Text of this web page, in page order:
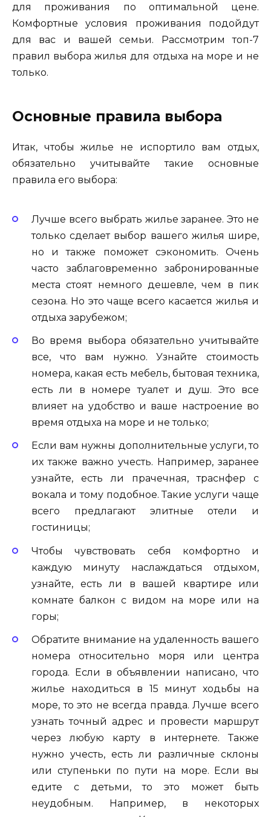
для проживания по оптимальной цене.
Комфортные условия проживания подойдут
для вас и вашей семьи. Рассмотрим топ-7
правил выбора жилья для отдыха на море и не
только.
Основные правила выбора
Итак, чтобы жилье не испортило вам отдых,
обязательно учитывайте такие основные
правила его выбора:
Лучше всего выбрать жилье заранее. Это не
только сделает выбор вашего жилья шире,
но и также поможет сэкономить. Очень
часто заблаговременно забронированные
места стоят немного дешевле, чем в пик
сезона. Но это чаще всего касается жилья и
отдыха зарубежом;
Во время выбора обязательно учитывайте
все, что вам нужно. Узнайте стоимость
номера, какая есть мебель, бытовая техника,
есть ли в номере туалет и душ. Это все
влияет на удобство и ваше настроение во
время отдыха на море и не только;
Если вам нужны дополнительные услуги, то
их также важно учесть. Например, заранее
узнайте, есть ли прачечная, траснфер с
вокала и тому подобное. Такие услуги чаще
всего предлагают элитные отели и
гостиницы;
Чтобы чувствовать себя комфортно и
каждую минуту наслаждаться отдыхом,
узнайте, есть ли в вашей квартире или
комнате балкон с видом на море или на
горы;
Обратите внимание на удаленность вашего
номера относительно моря или центра
города. Если в объявлении написано, что
жилье находиться в 15 минут ходьбы на
море, то это не всегда правда. Лучше всего
узнать точный адрес и провести маршрут
через любую карту в интернете. Также
нужно учесть, есть ли различные склоны
или ступеньки по пути на море. Если вы
едите с детьми, то это может быть
неудобным. Например, в некоторых